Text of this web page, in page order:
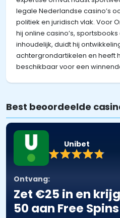
legale Nederlandse casino’s
politiek en juridisch vlak. Voor
hij online casino’s,
inhoudelijk, duidt hij
achtergrondartikelen en heeft
beschikbaar voor een
Best beoordeelde
Unibet
Ontvang:
Zet €25 in en
50 aan Free Spins